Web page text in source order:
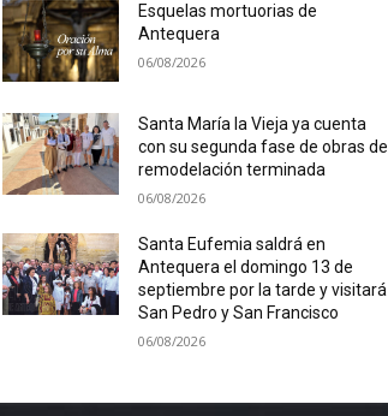
Esquelas mortuorias de
Antequera
06/08/2026
Santa María la Vieja ya cuenta
con su segunda fase de obras de
remodelación terminada
06/08/2026
Santa Eufemia saldrá en
Antequera el domingo 13 de
septiembre por la tarde y visitará
San Pedro y San Francisco
06/08/2026